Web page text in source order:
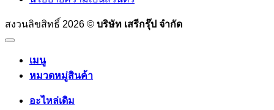
สงวนลิขสิทธิ์ 2026 © บริษัท เสรีกรุ๊ป จำกัด
เมนู
หมวดหมู่สินค้า
อะไหล่เดิม